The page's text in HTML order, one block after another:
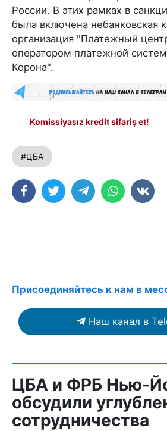
России. В этих рамках в
была включена небанковская
организация "Платежный
оператором платежной
Корона".
Komissiyasız kredit sifariş et!
#ЦБА
Присоединяйтесь к нам в
Наш канал в
ЦБА и ФРБ Нью-
обсудили
сотрудничества